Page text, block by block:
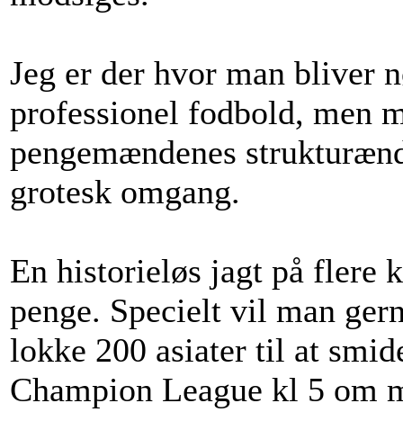
Jeg er der hvor man bliver
professionel fodbold, men
pengemændenes
grotesk omgang.
En historieløs jagt på flere
penge. Specielt vil man
lokke 200 asiater til at
Champion League kl 5 om